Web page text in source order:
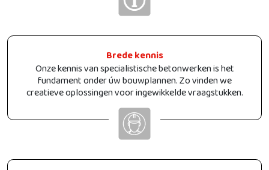
Brede kennis
Onze kennis van specialistische betonwerken is het
fundament onder úw bouwplannen. Zo vinden we
creatieve oplossingen voor ingewikkelde vraagstukken.